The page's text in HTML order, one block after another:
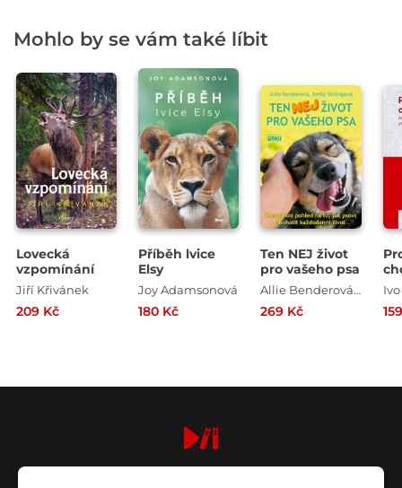
Mohlo by se vám také líbit
Lovecká
vzpomínání
Jiří Křivánek
209 Kč
Příběh lvice
Elsy
Joy Adamsonová
180 Kč
Ten NEJ život
pro vašeho psa
Allie Benderová , Emily Strongová
269 Kč